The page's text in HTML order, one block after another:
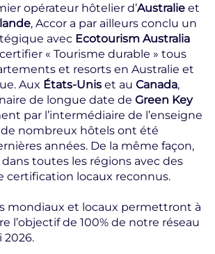
opérateur hôtelier d’Australie et
, Accor a par ailleurs conclu un
avec Ecotourism Australia
« Tourisme durable » tous
et resorts en Australie et
Aux États-Unis et au Canada,
de longue date de Green Key
par l’intermédiaire de l’enseigne
nombreux hôtels ont été
années. De la même façon,
toutes les régions avec des
certification locaux reconnus.
mondiaux et locaux permettront à
l’objectif de 100% de notre réseau
2026.